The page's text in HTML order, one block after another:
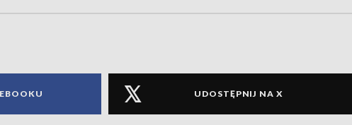
UDOSTĘPNIJ NA X